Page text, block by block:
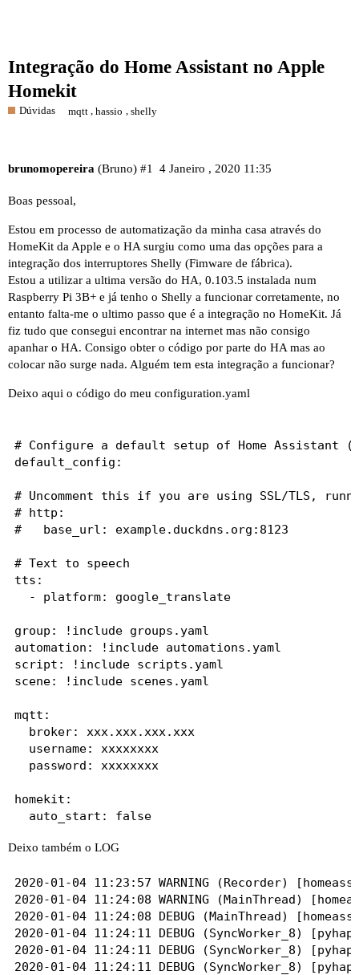
Integração do Home Assistant no Apple
Homekit
Dúvidas mqtt ,hassio shelly
brunomopereira (Bruno) 4 Janeiro , 2020 11:35
#1
Boas pessoal,
Estou em processo de automatização da minha casa através do
HomeKit da Apple e o HA surgiu como uma das opções para a
integração dos interruptores Shelly (Fimware de fábrica).
Estou a utilizar a ultima versão do HA, 0.103.5 instalada num
Raspberry Pi 3B+ e já tenho o Shelly a funcionar corretamente, no
entanto falta-me o ultimo passo que é a integração no HomeKit. Já
fiz tudo que consegui encontrar na internet mas não consigo
apanhar o HA. Consigo obter o código por parte do HA mas ao
colocar não surge nada. Alguém tem esta integração a funcionar?
Deixo aqui o código do meu configuration.yaml
# Configure a default setup of Home Assistant
default_config:
# Uncomment this if you are using SSL/TLS,
# http:
#   base_url: example.duckdns.org:8123
# Text to speech
tts:
  - platform: google_translate
group: !include groups.yaml
automation: !include automations.yaml
script: !include scripts.yaml
scene: !include scenes.yaml
mqtt:
  broker: xxx.xxx.xxx.xxx
  username: xxxxxxxx
  password: xxxxxxxx
homekit:
  auto_start: false
  #ip_address: xxx.xxx.xxx.xxx
    include_domains:
     - light
     - switch
     - sensor
     - alarm_control_panel
Deixo também o LOG
2020-01-04 11:23:57 WARNING (Recorder)
2020-01-04 11:24:08 WARNING (MainThread)
2020-01-04 11:24:08 DEBUG (MainThread)
2020-01-04 11:24:11 DEBUG (SyncWorker_8)
2020-01-04 11:24:11 DEBUG (SyncWorker_8)
2020-01-04 11:24:11 DEBUG (SyncWorker_8)